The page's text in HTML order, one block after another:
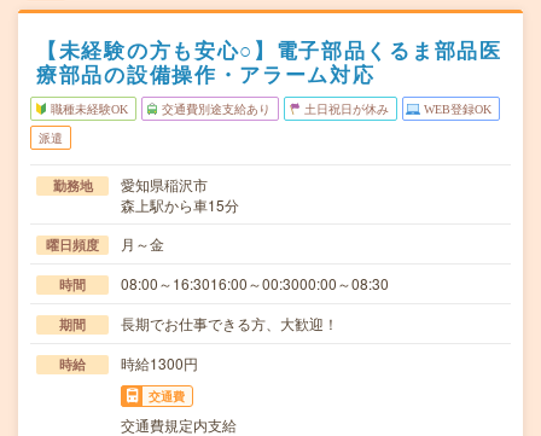
【未経験の方も安心○】電子部品くるま部品医
療部品の設備操作・アラーム対応
職種未経験OK 交通費別途支給あり 土日祝日が休み WEB登録OK
派遣
勤務地
愛知県稲沢市
森上駅から車15分
曜日頻度 月～金
時間 08:00～16:3016:00～00:3000:00～08:30
期間 長期でお仕事できる方、大歓迎！
時給 時給1300円
交通費
交通費規定内支給